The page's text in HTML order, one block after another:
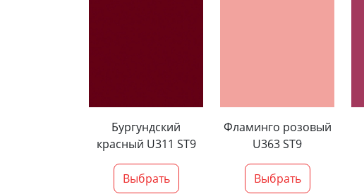
Бургундский
красный U311 ST9
Выбрать
Фламинго розовый
U363 ST9
Выбрать